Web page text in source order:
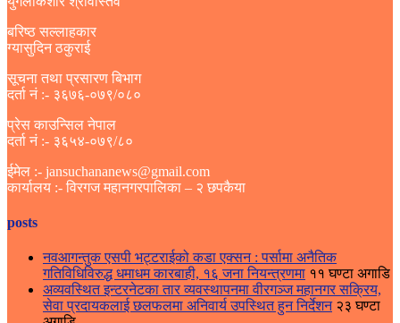
बरिष्ठ सल्लाहकार
ग्यासुदिन ठकुराई
सूचना तथा प्रसारण बिभाग
दर्ता नं :- ३६७६-०७९/०८०
प्रेस काउन्सिल नेपाल
दर्ता नं :- ३६५४-०७९/८०
ईमेल :- jansuchananews@gmail.com
कार्यालय :- विरगज महानगरपालिका – २ छपकैया
posts
नवआगन्तुक एसपी भट्टराईको कडा एक्सन : पर्सामा अनैतिक
गतिविधिविरुद्ध धमाधम कारबाही, १६ जना नियन्त्रणमा ११ घण्टा अगाडि
अव्यवस्थित इन्टरनेटका तार व्यवस्थापनमा वीरगञ्ज महानगर सक्रिय,
सेवा प्रदायकलाई छलफलमा अनिवार्य उपस्थित हुन निर्देशन २३ घण्टा